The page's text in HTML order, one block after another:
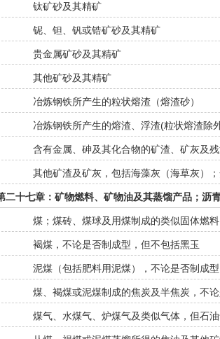
钛矿砂及其精矿
铌、钽、钒或锆矿砂及其精矿
贵金属矿砂及其精矿
其他矿砂及其精矿
冶炼钢铁所产生的粒状熔渣（熔渣砂）
冶炼钢铁所产生的熔渣、浮渣(粒状熔渣除
含有金属、砷及其化合物的矿渣、矿灰及
其他矿渣及矿灰，包括海藻灰（海草灰）
二十七章：矿物燃料、矿物油及其蒸馏产品；沥
煤；煤砖、煤球及用煤制成的类似固体燃料
褐煤，不论是否制成型，但不包括黑玉
泥煤（包括肥料用泥煤），不论是否制成型
煤、褐煤或泥煤制成的焦炭及半焦炭，不
煤气、水煤气、炉煤气及类似气体，但石